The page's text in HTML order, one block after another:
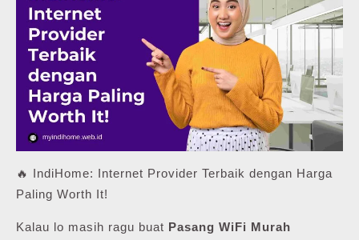
🔥 IndiHome: Internet Provider Terbaik dengan Harga
Paling Worth It!
Kalau lo masih ragu buat Pasang WiFi Murah